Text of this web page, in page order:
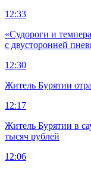
12:33
«Судороги и
с двусторонней
12:30
Житель Бурятии
12:17
Житель Бурятии в
тысяч рублей
12:06